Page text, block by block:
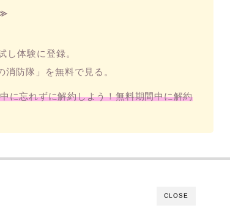
し体験に登録。
防隊」を無料で見る。
に忘れずに解約しよう！無料期間中に解約
CLOSE